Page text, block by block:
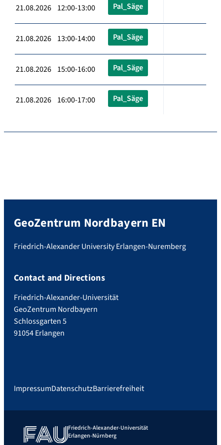
21.08.2026 12:00-13:00 Pal_Säge
21.08.2026 13:00-14:00 Pal_Säge
21.08.2026 15:00-16:00 Pal_Säge
21.08.2026 16:00-17:00 Pal_Säge
GeoZentrum Nordbayern EN
Friedrich-Alexander University Erlangen-Nuremberg
Contact and Directions
Friedrich-Alexander-Universität
GeoZentrum Nordbayern
Schlossgarten 5
91054 Erlangen
ImpressumDatenschutzBarrierefreiheit
Friedrich-Alexander-Universität
Erlangen-Nürnberg